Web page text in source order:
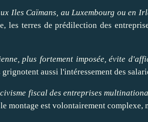
Iles Caïmans, au Luxembourg ou en
les terres de prédilection des
plus fortement imposée, évite d'
aussi l'intéressement des
fiscal des entreprises
montage est volontairement